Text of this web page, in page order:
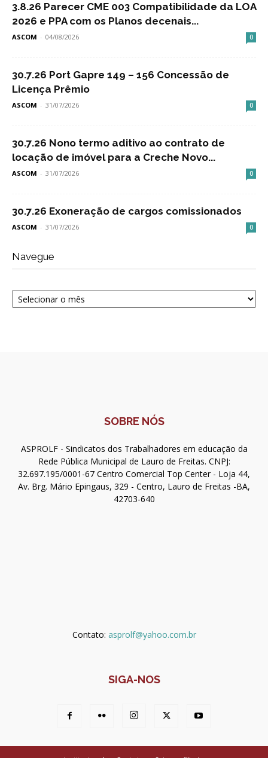
3.8.26 Parecer CME 003 Compatibilidade da LOA
2026 e PPA com os Planos decenais...
ASCOM - 04/08/2026 0
30.7.26 Port Gapre 149 – 156 Concessão de
Licença Prêmio
ASCOM - 31/07/2026 0
30.7.26 Nono termo aditivo ao contrato de
locação de imóvel para a Creche Novo...
ASCOM - 31/07/2026 0
30.7.26 Exoneração de cargos comissionados
ASCOM - 31/07/2026 0
Navegue
Navegue
SOBRE NÓS
ASPROLF - Sindicatos dos Trabalhadores em educação da
Rede Pública Municipal de Lauro de Freitas. CNPJ:
32.697.195/0001-67 Centro Comercial Top Center - Loja 44,
Av. Brg. Mário Epingaus, 329 - Centro, Lauro de Freitas -BA,
42703-640
Contato: asprolf@yahoo.com.br
SIGA-NOS